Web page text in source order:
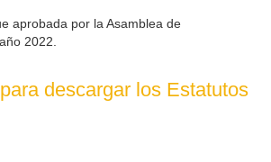
aprobada por la Asamblea de
2022.
descargar los Estatutos